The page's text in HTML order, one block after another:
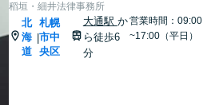
稻垣・細井法律事務所
北
海
道
|
札幌
市中
央区
大通駅 か
ら徒歩6
分
営業時間：09:00
~17:00（平日）